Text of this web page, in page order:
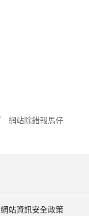
網站除錯報馬仔
網站資訊安全政策